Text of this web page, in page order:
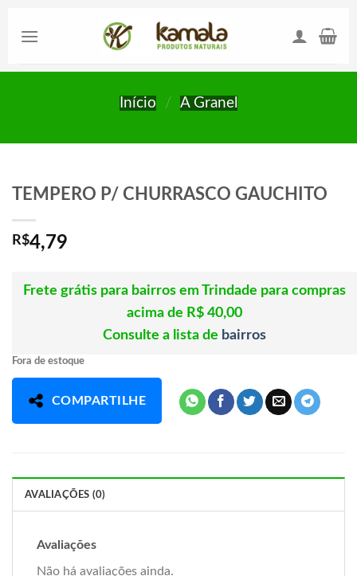
Início / A Granel
TEMPERO P/ CHURRASCO GAUCHITO
R$4,79
Frete grátis para bairros em Trindade para compras
acima de R$ 40,00
Consulte a lista de bairros
Fora de estoque
COMPARTILHE
AVALIAÇÕES (0)
Avaliações
Não há avaliações ainda.